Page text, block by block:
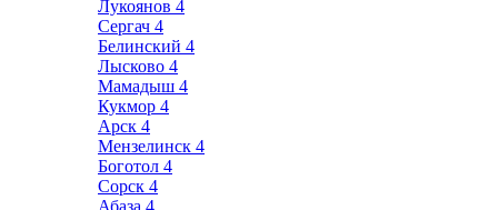
Лукоянов 4
Сергач 4
Белинский 4
Лысково 4
Мамадыш 4
Кукмор 4
Арск 4
Мензелинск 4
Боготол 4
Сорск 4
Абаза 4